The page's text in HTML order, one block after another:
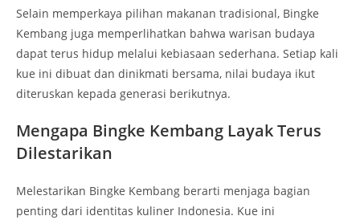
Selain memperkaya pilihan makanan tradisional, Bingke
Kembang juga memperlihatkan bahwa warisan budaya
dapat terus hidup melalui kebiasaan sederhana. Setiap kali
kue ini dibuat dan dinikmati bersama, nilai budaya ikut
diteruskan kepada generasi berikutnya.
Mengapa Bingke Kembang Layak Terus
Dilestarikan
Melestarikan Bingke Kembang berarti menjaga bagian
penting dari identitas kuliner Indonesia. Kue ini